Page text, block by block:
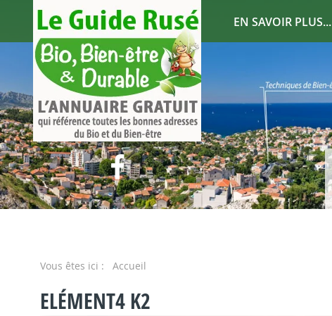
EN SAVOIR PLUS...
Vous êtes ici : Accueil
ELÉMENT4 K2